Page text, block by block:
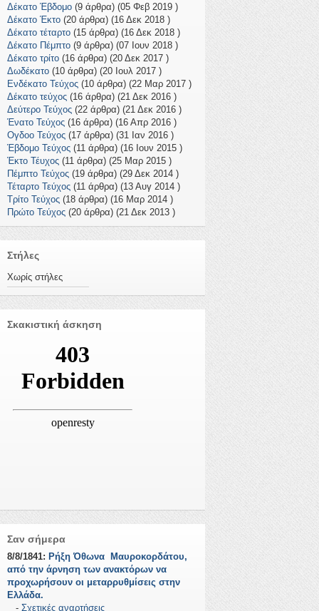
Δέκατο Έβδομο (9 άρθρα) (05 Φεβ 2019 )
Δέκατο Έκτο (20 άρθρα) (16 Δεκ 2018 )
Δέκατο τέταρτο (15 άρθρα) (16 Δεκ 2018 )
Δέκατο Πέμπτο (9 άρθρα) (07 Ιουν 2018 )
Δέκατο τρίτο (16 άρθρα) (20 Δεκ 2017 )
Δωδέκατο (10 άρθρα) (20 Ιουλ 2017 )
Ενδέκατο Τεύχος (10 άρθρα) (22 Μαρ 2017 )
Δέκατο τεύχος (16 άρθρα) (21 Δεκ 2016 )
Δεύτερο Τεύχος (22 άρθρα) (21 Δεκ 2016 )
Ένατο Τεύχος (16 άρθρα) (16 Απρ 2016 )
Ογδοο Τεύχος (17 άρθρα) (31 Ιαν 2016 )
Έβδομο Τεύχος (11 άρθρα) (16 Ιουν 2015 )
Έκτο Τέυχος (11 άρθρα) (25 Μαρ 2015 )
Πέμπτο Τεύχος (19 άρθρα) (29 Δεκ 2014 )
Τέταρτο Τεύχος (11 άρθρα) (13 Αυγ 2014 )
Τρίτο Τεύχος (18 άρθρα) (16 Μαρ 2014 )
Πρώτο Τεύχος (20 άρθρα) (21 Δεκ 2013 )
Στήλες
Χωρίς στήλες
Σκακιστική άσκηση
Σαν σήμερα
8/8/1841: Ρήξη Όθωνα  Μαυροκορδάτου,
από την άρνηση των ανακτόρων να
προχωρήσουν οι μεταρρυθμίσεις στην
Ελλάδα.
- Σχετικές αναρτήσεις